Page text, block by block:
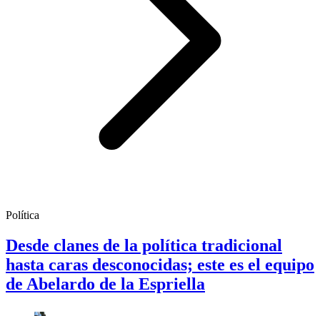
Política
Desde clanes de la política tradicional
hasta caras desconocidas; este es el equipo
de Abelardo de la Espriella